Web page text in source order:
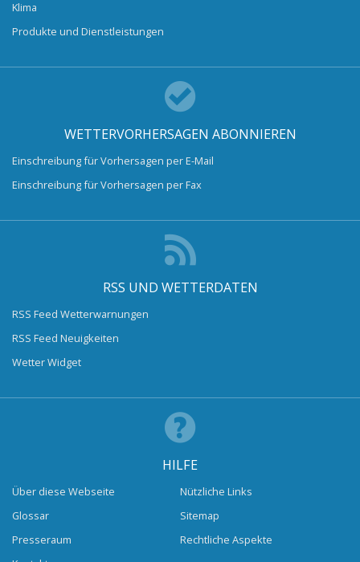
Klima
Produkte und Dienstleistungen
WETTERVORHERSAGEN ABONNIEREN
Einschreibung für Vorhersagen per E-Mail
Einschreibung für Vorhersagen per Fax
RSS UND WETTERDATEN
RSS Feed Wetterwarnungen
RSS Feed Neuigkeiten
Wetter Widget
HILFE
Über diese Webseite
Glossar
Presseraum
Nützliche Links
Sitemap
Rechtliche Aspekte